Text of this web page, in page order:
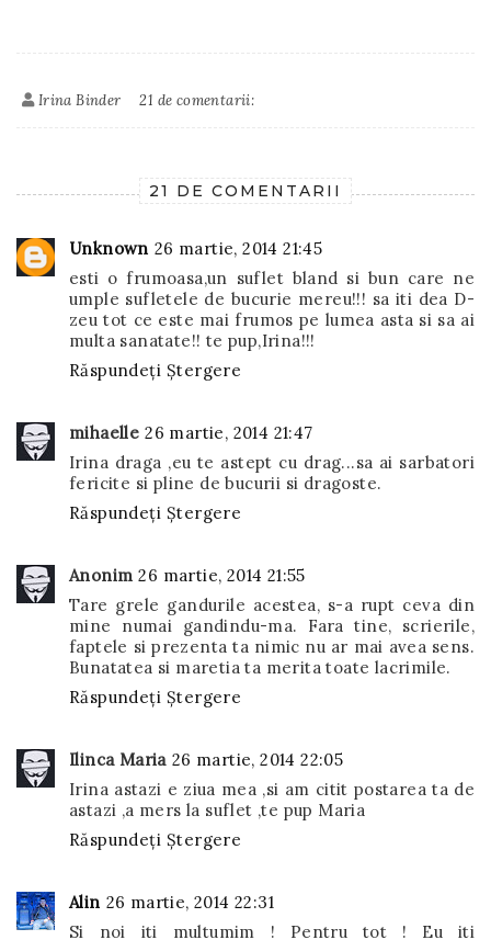
Irina Binder 21 de comentarii:
21 DE COMENTARII
Unknown 26 martie, 2014 21:45
esti o frumoasa,un suflet bland si bun care ne
umple sufletele de bucurie mereu!!! sa iti dea D-
zeu tot ce este mai frumos pe lumea asta si sa ai
multa sanatate!! te pup,Irina!!!
Răspundeți Ștergere
mihaelle 26 martie, 2014 21:47
Irina draga ,eu te astept cu drag...sa ai sarbatori
fericite si pline de bucurii si dragoste.
Răspundeți Ștergere
Anonim 26 martie, 2014 21:55
Tare grele gandurile acestea, s-a rupt ceva din
mine numai gandindu-ma. Fara tine, scrierile,
faptele si prezenta ta nimic nu ar mai avea sens.
Bunatatea si maretia ta merita toate lacrimile.
Răspundeți Ștergere
Ilinca Maria 26 martie, 2014 22:05
Irina astazi e ziua mea ,si am citit postarea ta de
astazi ,a mers la suflet ,te pup Maria
Răspundeți Ștergere
Alin 26 martie, 2014 22:31
Si noi iti multumim ! Pentru tot ! Eu iti